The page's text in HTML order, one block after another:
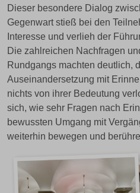
Dieser besondere Dialog
Gegenwart stieß bei den
Interesse und verlieh der
Die zahlreichen Nachfragen
Rundgangs machten deutlich,
Auseinandersetzung mit
nichts von ihrer Bedeutung
sich, wie sehr Fragen nach
bewussten Umgang mit
weiterhin bewegen und